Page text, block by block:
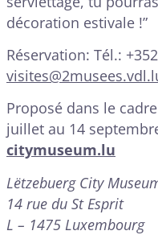
décoration estivale !”
Réservation: Tél.:
Proposé dans le
juillet au 14
citymuseum.lu
Lëtzebuerg City
14 rue du St Esprit
L – 1475 Luxembourg